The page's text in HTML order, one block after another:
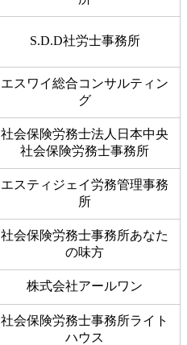
S.D.D社労士事務所
エスワイ総合コンサルティン
グ
社会保険労務士法人日本中央
社会保険労務士事務所
エスティジェイ労務管理事務
所
社会保険労務士事務所あなた
の味方
株式会社アールワン
社会保険労務士事務所ライト
ハウス